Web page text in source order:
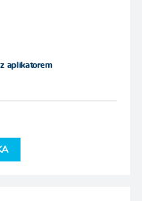
aplikatorem